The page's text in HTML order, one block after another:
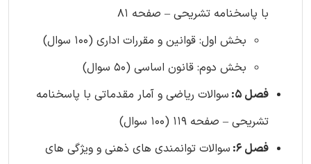
با پاسخنامه تشریحی – صفحه 81
بخش اول: قوانین و مقررات اداری (100 سوال)
بخش دوم: قانون اساسی (50 سوال)
فصل 5:
سوالات ریاضی و آمار مقدماتی با پاسخنامه
تشریحی – صفحه 119 (100 سوال)
فصل 6:
سوالات توانمندی های ذهنی و ویژگی های